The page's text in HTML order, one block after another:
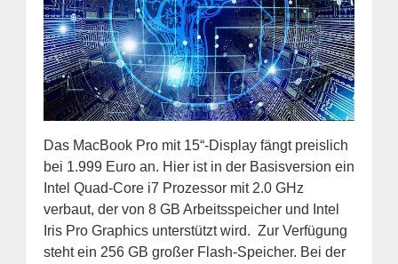
Das MacBook Pro mit 15“-Display fängt preislich
bei 1.999 Euro an. Hier ist in der Basisversion ein
Intel Quad-Core i7 Prozessor mit 2.0 GHz
verbaut, der von 8 GB Arbeitsspeicher und Intel
Iris Pro Graphics unterstützt wird. Zur Verfügung
steht ein 256 GB großer Flash-Speicher. Bei der